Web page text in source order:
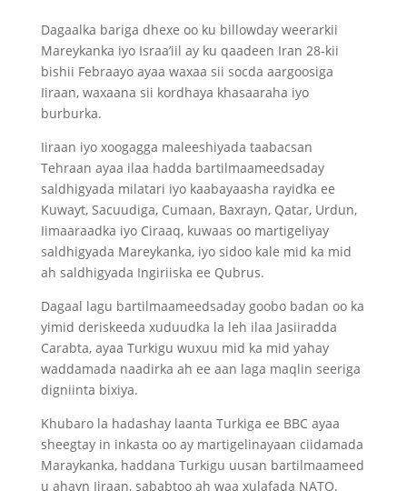
Dagaalka bariga dhexe oo ku billowday weerarkii
Mareykanka iyo Israa’iil ay ku qaadeen Iran 28-kii
bishii Febraayo ayaa waxaa sii socda aargoosiga
Iiraan, waxaana sii kordhaya khasaaraha iyo
burburka.
Iiraan iyo xoogagga maleeshiyada taabacsan
Tehraan ayaa ilaa hadda bartilmaameedsaday
saldhigyada milatari iyo kaabayaasha rayidka ee
Kuwayt, Sacuudiga, Cumaan, Baxrayn, Qatar, Urdun,
Iimaaraadka iyo Ciraaq, kuwaas oo martigeliyay
saldhigyada Mareykanka, iyo sidoo kale mid ka mid
ah saldhigyada Ingiriiska ee Qubrus.
Dagaal lagu bartilmaameedsaday goobo badan oo ka
yimid deriskeeda xuduudka la leh ilaa Jasiiradda
Carabta, ayaa Turkigu wuxuu mid ka mid yahay
waddamada naadirka ah ee aan laga maqlin seeriga
digniinta bixiya.
Khubaro la hadashay laanta Turkiga ee BBC ayaa
sheegtay in inkasta oo ay martigelinayaan ciidamada
Maraykanka, haddana Turkigu uusan bartilmaameed
u ahayn Iiraan, sababtoo ah waa xulafada NATO.